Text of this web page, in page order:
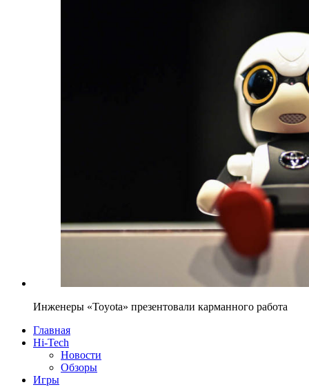
Инженеры «Toyota» презентовали карманного работа
Главная
Hi-Tech
Новости
Обзоры
Игры